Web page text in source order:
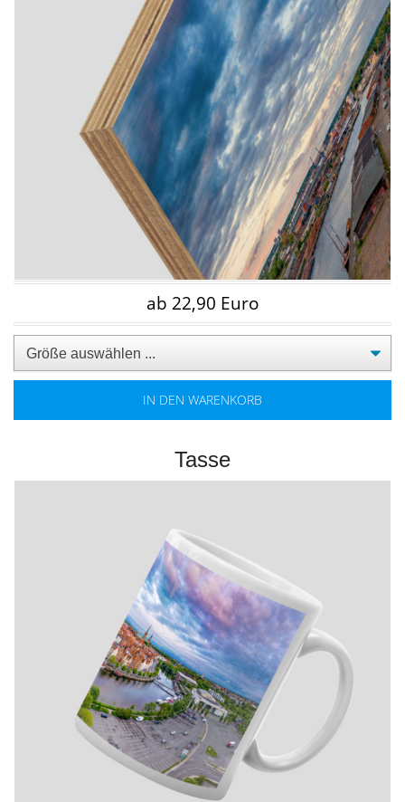
ab 22,90 Euro
IN DEN WARENKORB
Tasse